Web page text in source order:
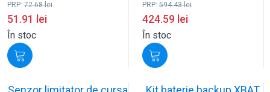
PRP: 72.68lei
51.91 lei
În stoc
PRP: 594.43lei
424.59 lei
În stoc